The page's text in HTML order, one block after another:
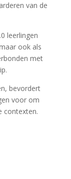
van de
leerlingen
ook als
met
bevordert
voor om
contexten.